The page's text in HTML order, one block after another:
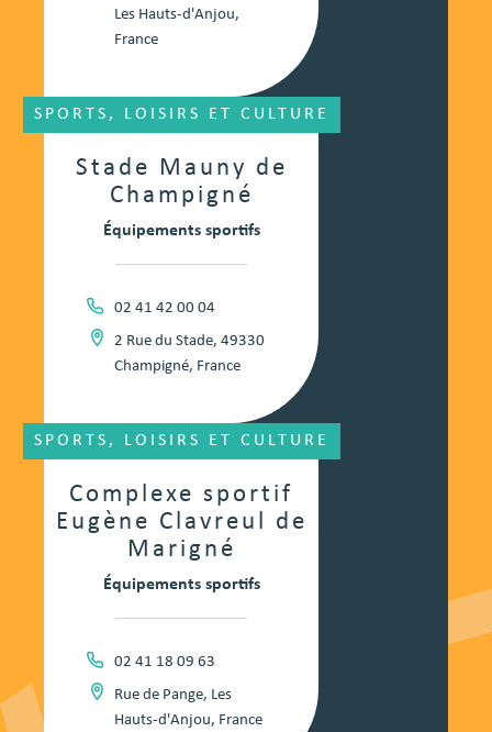
Les Hauts-d'Anjou,
France
Stade Mauny de
Champigné
SPORTS, LOISIRS ET CULTURE
Équipements sportifs
02 41 42 00 04
2 Rue du Stade, 49330
Champigné, France
Complexe sportif
Eugène Clavreul de
Marigné
SPORTS, LOISIRS ET CULTURE
Équipements sportifs
02 41 18 09 63
Rue de Pange, Les
Hauts-d'Anjou, France